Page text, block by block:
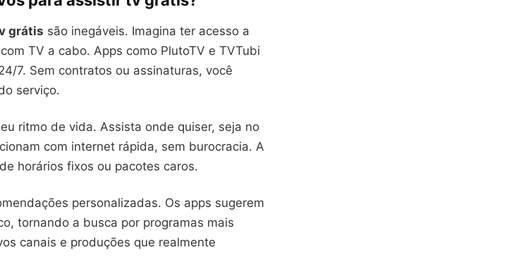
grátis são inegáveis. Imagina ter acesso a
TV a cabo. Apps como PlutoTV e TVTubi
7. Sem contratos ou assinaturas, você
serviço.
ritmo de vida. Assista onde quiser, seja no
com internet rápida, sem burocracia. A
horários fixos ou pacotes caros.
personalizadas. Os apps sugerem
tornando a busca por programas mais
canais e produções que realmente